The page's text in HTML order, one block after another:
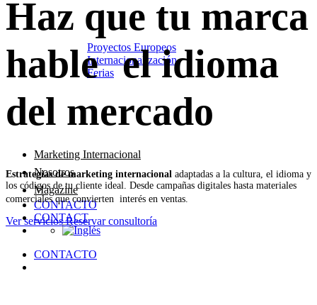
Proyectos Europeos
Internacionalización
Ferias
Marketing Internacional
Nosotros
Magazine
CONTACTO
CONTACT
CONTACTO
Haz que tu marca
hable el idioma
del mercado
Estrategias de marketing internacional adaptadas a la cultura, el idioma y
los códigos de tu cliente ideal. Desde campañas digitales hasta materiales
comerciales que convierten interés en ventas.
Ver servicios Reservar consultoría